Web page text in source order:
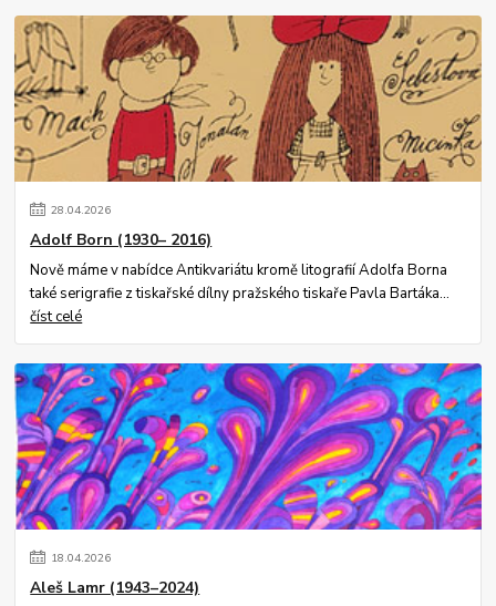
28.04.2026
Adolf Born (1930– 2016)
Nově máme v nabídce Antikvariátu kromě litografií Adolfa Borna
také serigrafie z tiskařské dílny pražského tiskaře Pavla Bartáka...
číst celé
18.04.2026
Aleš Lamr (1943–2024)